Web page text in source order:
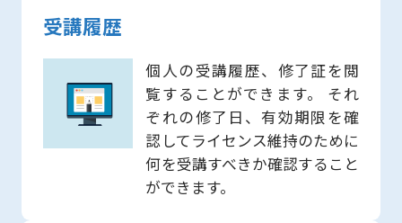
受講履歴
個人の受講履歴、修了証を閲
覧することができます。 それ
ぞれの修了日、有効期限を確
認してライセンス維持のために
何を受講すべきか確認すること
ができます。